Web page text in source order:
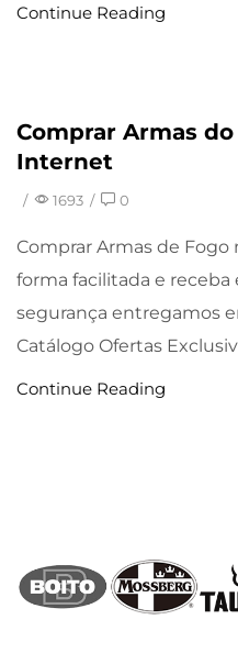
Continue Reading
Uncategorized
Comprar Armas
Internet
/ 1693 / 0
Comprar Armas de Fogo
forma facilitada e receba
segurança entregamos
Catálogo Ofertas
Continue Reading